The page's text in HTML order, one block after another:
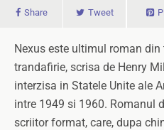
Share Tweet
Nexus este ultimul roman
trandafirie, scrisa de Henry
interzisa in Statele Unite ale
intre 1949 si 1960. Romanul
scriitor format, care, dupa